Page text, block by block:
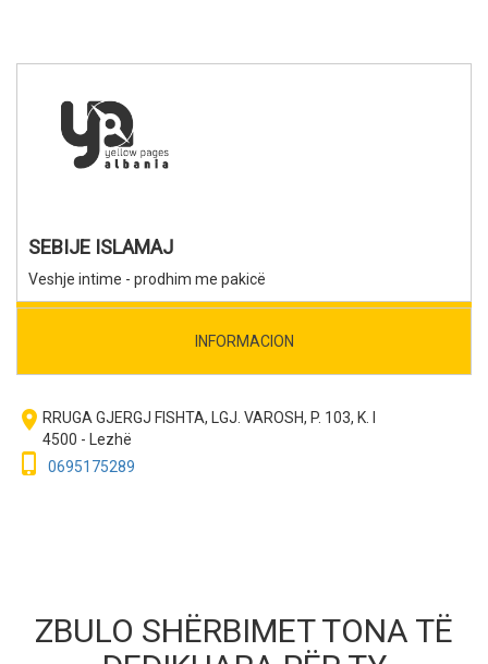
SEBIJE ISLAMAJ
Veshje intime - prodhim me pakicë
INFORMACION
room RRUGA GJERGJ FISHTA, LGJ. VAROSH, P. 103, K. I
4500 - Lezhë
phone_iphone 0695175289
ZBULO SHËRBIMET TONA TË